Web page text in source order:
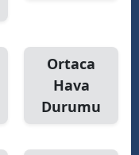
Ortaca
Hava
Durumu